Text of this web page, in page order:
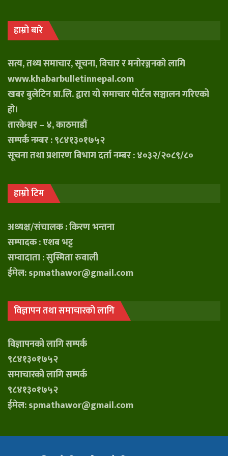
हाम्रो बारे
सत्य, तथ्य समाचार, सूचना, विचार र मनोरञ्जनको लागि
www.khabarbulletinnepal.com
खबर बुलेटिन प्रा.लि. द्वारा यो समाचार पोर्टल सञ्चालन गरिएको
हो।
तारकेश्वर – ४, काठमाडौं
सम्पर्क नम्बर : ९८४१३०१७५२
सूचना तथा प्रशारण बिभाग दर्ता नम्बर : ४०३२/२०८९/८०
हाम्रो टिम
अध्यक्ष/संचालक : किरण भन्तना
सम्पादक : एशब भट्ट
सम्वादाता : सुस्मिता रुवाली
ईमेल: spmathawor@gmail.com
विज्ञापन तथा समाचारको लागि
विज्ञापनको लागि सम्पर्क
९८४१३०१७५२
समाचारको लागि सम्पर्क
९८४१३०१७५२
ईमेल: spmathawor@gmail.com